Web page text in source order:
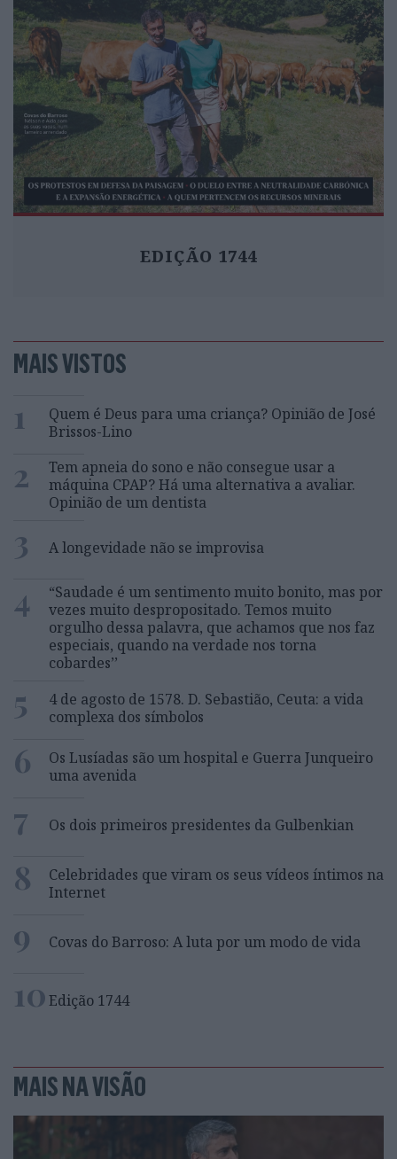
EDIÇÃO 1744
MAIS VISTOS
1
Quem é Deus para uma criança? Opinião de José
Brissos-Lino
2
Tem apneia do sono e não consegue usar a
máquina CPAP? Há uma alternativa a avaliar.
Opinião de um dentista
3 A longevidade não se improvisa
4
“Saudade é um sentimento muito bonito, mas por
vezes muito despropositado. Temos muito
orgulho dessa palavra, que achamos que nos faz
especiais, quando na verdade nos torna
cobardes’’
5
4 de agosto de 1578. D. Sebastião, Ceuta: a vida
complexa dos símbolos
6
Os Lusíadas são um hospital e Guerra Junqueiro
uma avenida
7 Os dois primeiros presidentes da Gulbenkian
8
Celebridades que viram os seus vídeos íntimos na
Internet
9 Covas do Barroso: A luta por um modo de vida
10Edição 1744
MAIS NA VISÃO